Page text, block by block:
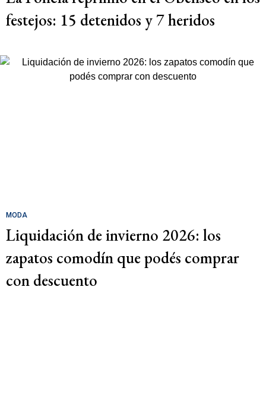
festejos: 15 detenidos y 7 heridos
MODA
Liquidación de invierno 2026: los
zapatos comodín que podés comprar
con descuento